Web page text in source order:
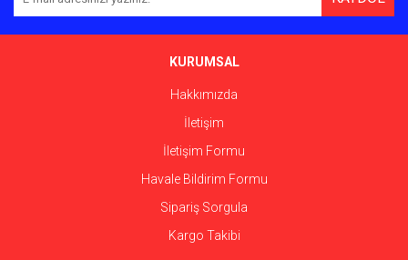
Ürün açıklamasında eksik bilgiler bulunuyor.
Ürün fiyatı diğer sitelerden daha pahalı.
Gönder
KURUMSAL
Hakkımızda
İletişim
İletişim Formu
Havale Bildirim Formu
Sipariş Sorgula
Kargo Takibi